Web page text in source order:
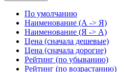
По умолчанию
Наименование (А -> Я)
Наименование (Я -> А)
Цена (сначала дешевые)
Цена (сначала дорогие)
Рейтинг (по убыванию)
Рейтинг (по возрастанию)